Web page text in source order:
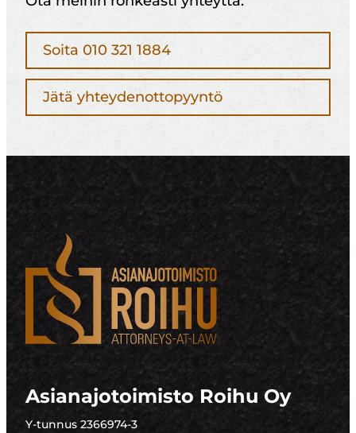
Soita 010 321 1884
Jätä yhteydenottopyyntö
Asianajotoimisto Roihu Oy
Y-tunnus 2366974-3